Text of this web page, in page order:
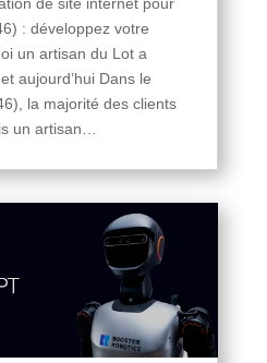
: développez votre
un artisan du Lot a
aujourd’hui Dans le
la majorité des clients
un artisan…